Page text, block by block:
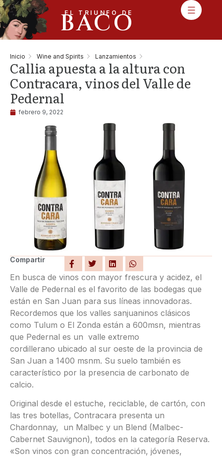
EL TRIUNFO DE
BACO
Inicio Wine and Spirits Lanzamientos
Callia apuesta a la altura con
Contracara, vinos del Valle de
Pedernal
febrero 9, 2022
Compartir
En busca de vinos con mayor frescura y acidez, el
Valle de Pedernal es el favorito de las bodegas que
están en San Juan para sus líneas innovadoras.
Recordemos que los valles sanjuaninos clásicos
como Tulum o El Zonda están a 600msn, mientras
que Pedernal es un valle extremo
cordillerano ubicado al sur oeste de la provincia de
San Juan a 1400 msnm. Su suelo también es
característico por la presencia de carbonato de
calcio.
Original desde el estuche, reciclable, de cartón, con
las tres botellas, Contracara presenta un
Chardonnay, un Malbec y un Blend (Malbec-
Cabernet Sauvignon), todos en la categoría Reserva.
«Son vinos con gran concentración, jóvenes,